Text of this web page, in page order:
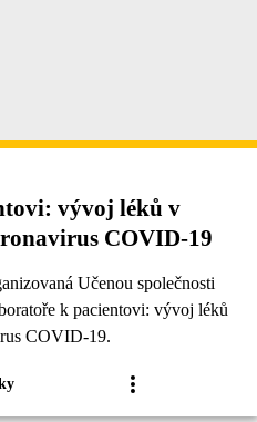
vývoj léků v
COVID-19
Učenou společnosti
k pacientovi: vývoj léků
COVID-19.